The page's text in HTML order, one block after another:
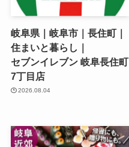
岐阜県｜岐阜市｜長住町｜
住まいと暮らし｜
セブンイレブン 岐阜長住町
7丁目店
2026.08.04